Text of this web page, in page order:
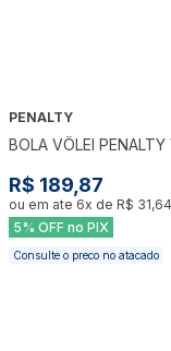
PENALTY
BOLA VÔLEI
R$ 189,87
ou em ate 6x de R$ 31,64
5% OFF no PIX
Consulte o preco no atacado